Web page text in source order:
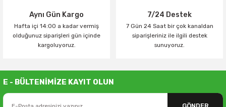
Aynı Gün Kargo
Hafta içi 14:00 a kadar vermiş
olduğunuz siparişleri gün içinde
kargoluyoruz.
7/24 Destek
7 Gün 24 Saat bir çok kanaldan
siparişleriniz ile ilgili destek
sunuyoruz.
E - BÜLTENİMİZE KAYIT OLUN